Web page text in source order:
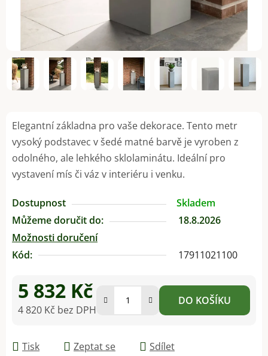
Elegantní základna pro vaše dekorace. Tento metr
vysoký podstavec v šedé matné barvě je vyroben z
odolného, ale lehkého sklolaminátu. Ideální pro
vystavení mís či váz v interiéru i venku.
Dostupnost
Skladem
Můžeme doručit do:
18.8.2026
Možnosti doručení
Kód:
17911021100
5 832 Kč
4 820 Kč bez DPH
DO KOŠÍKU
Tisk Zeptat se Sdílet